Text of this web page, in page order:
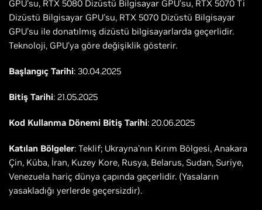
GPU'su, RTX 5080 Dizüstü Bilgisayar GPU'su, RTX 5070 Ti
Dizüstü Bilgisayar GPU'su, RTX 5070 Dizüstü Bilgisayar
GPU'su ile donatılmış dizüstü bilgisayarlarda geçerlidir.
Teknoloji, GPU'ya göre değişiklik gösterir.
Başlangıç Tarihi: 30.04.2025
Bitiş Tarihi: 21.05.2025
Kod Kullanma Dönemi Bitiş Tarihi: 20.06.2025
Katılan Bölgeler: Teklif; Ukrayna'nın Kırım Bölgesi, Anakara
Çin, Küba, İran, Kuzey Kore, Rusya, Belarus, Sudan, Suriye,
Venezuela hariç dünya çapında geçerlidir. (Yasaların
yasakladığı yerlerde geçersizdir).